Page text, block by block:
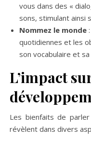
vous dans des «
sons, stimulant ainsi
Nommez le monde
quotidiennes et les
son vocabulaire et
L’impact
Les bienfaits de
révèlent dans divers